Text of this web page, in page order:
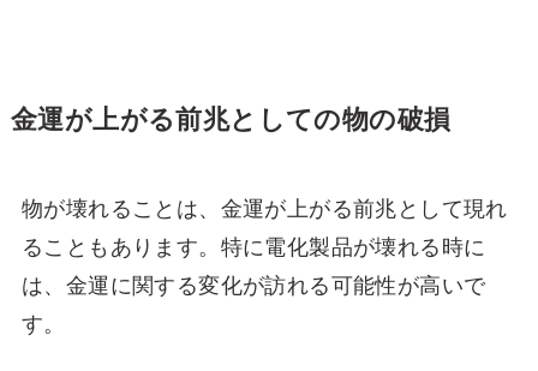
金運が上がる前兆としての物の破損
物が壊れることは、金運が上がる前兆として現れ
ることもあります。特に電化製品が壊れる時に
は、金運に関する変化が訪れる可能性が高いで
す。